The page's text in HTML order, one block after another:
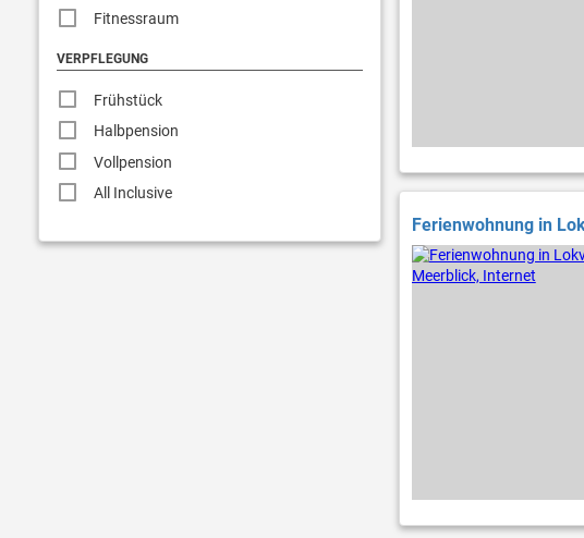
Fitnessraum
VERPFLEGUNG
Frühstück
Halbpension
Vollpension
All Inclusive
Ferienwohnung in